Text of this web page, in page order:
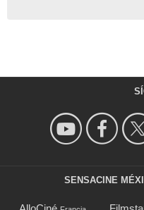
SENSACINE